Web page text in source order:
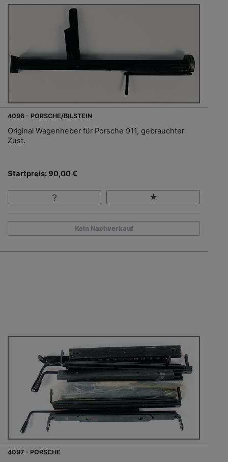
4096 - PORSCHE/BILSTEIN
Original Wagenheber für Porsche 911, gebrauchter
Zust.
Startpreis: 90,00 €
Kein Nachverkauf
4097 - PORSCHE